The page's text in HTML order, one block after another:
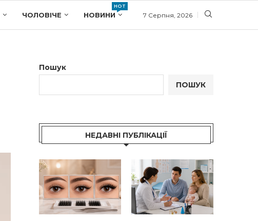
ЧОЛОВІЧЕ НОВИНИ
HOT
7 Серпня, 2026
Пошук
ПОШУК
НЕДАВНІ ПУБЛІКАЦІЇ